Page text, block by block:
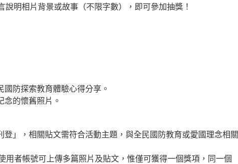
明相片背景或故事（不限字數），即可參加抽獎！
防探索教育體驗心得分享。
念的懷舊照片。
」，相關貼文需符合活動主題，與全民國防教育或愛國理念相關
者帳號可上傳多篇照片及貼文，惟僅可獲得一個獎項，同一個